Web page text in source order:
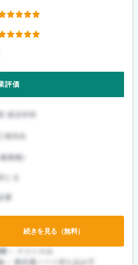
評価
政治学科
教養)
とる
要
：
：
：
教科書ノート持ち込み可
続きを見る（無料）